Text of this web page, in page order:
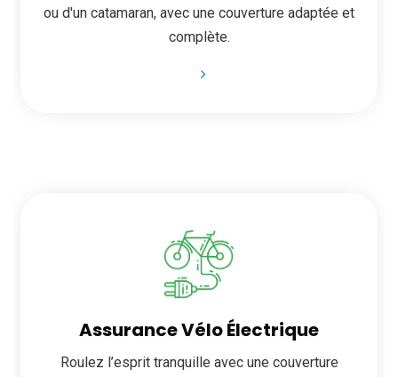
ou d'un catamaran, avec une couverture adaptée et
complète.
Assurance Vélo Électrique
Roulez l’esprit tranquille avec une couverture